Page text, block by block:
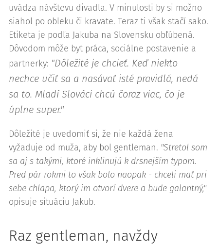
uvádza návštevu divadla. V minulosti by si možno
siahol po obleku či kravate. Teraz ti však stačí sako.
Etiketa je podľa Jakuba na Slovensku obľúbená.
Dôvodom môže byť práca, sociálne postavenie a
partnerky: "Dôležité je chcieť. Keď niekto
nechce učiť sa a nasávať isté pravidlá, nedá
sa to. Mladí Slováci chcú čoraz viac, čo je
úplne super."
Dôležité je uvedomiť si, že nie každá žena
vyžaduje od muža, aby bol gentleman. "Stretol som
sa aj s takými, ktoré inklinujú k drsnejším typom.
Pred pár rokmi to však bolo naopak - chceli mať pri
sebe chlapa, ktorý im otvorí dvere a bude galantný,"
opisuje situáciu Jakub.
Raz gentleman, navždy